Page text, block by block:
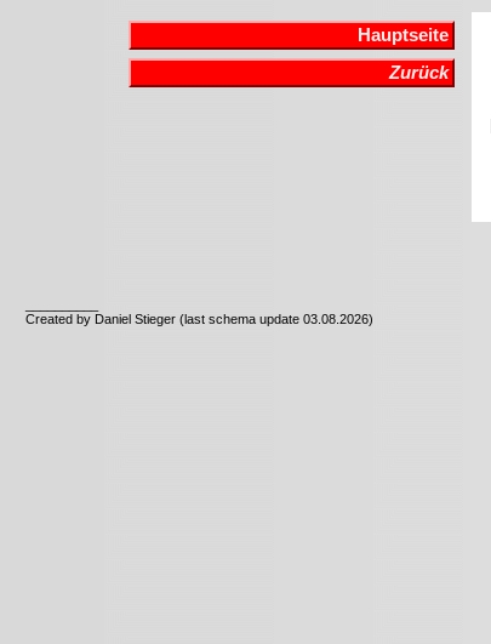
Hauptseite
Zurück
Created by Daniel Stieger (last schema update 03.08.2026)